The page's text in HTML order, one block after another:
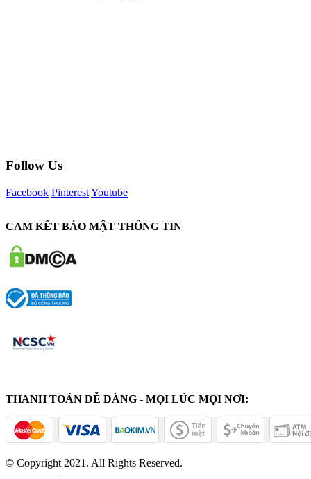
Follow Us
Facebook PinterestYoutube
CAM KẾT BẢO MẬT THÔNG TIN
THANH TOÁN DỄ DÀNG - MỌI LÚC MỌI NƠI:
© Copyright 2021. All Rights Reserved.